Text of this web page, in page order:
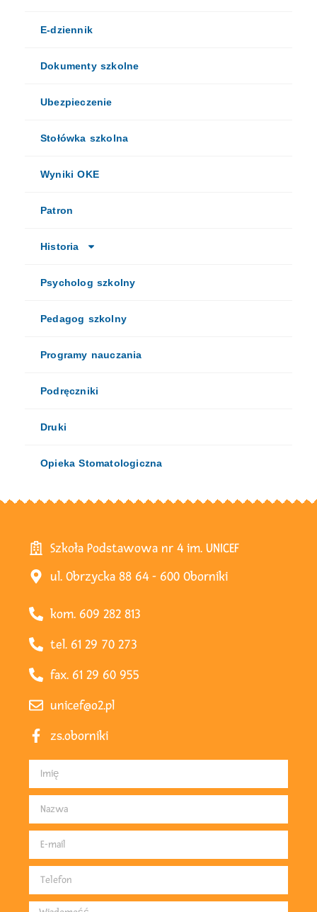
E-dziennik
Dokumenty szkolne
Ubezpieczenie
Stołówka szkolna
Wyniki OKE
Patron
Historia
Psycholog szkolny
Pedagog szkolny
Programy nauczania
Podręczniki
Druki
Opieka Stomatologiczna
Szkoła Podstawowa nr 4 im. UNICEF
ul. Obrzycka 88 64 - 600 Oborniki
kom. 609 282 813
tel. 61 29 70 273
fax. 61 29 60 955
unicef@o2.pl
zs.oborniki